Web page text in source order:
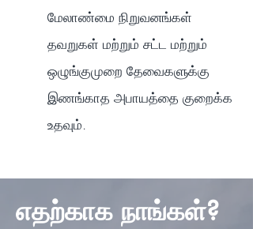
மேலாண்மை நிறுவனங்கள்
தவறுகள் மற்றும் சட்ட மற்றும்
ஒழுங்குமுறை தேவைகளுக்கு
இணங்காத அபாயத்தை குறைக்க
உதவும்.
எதற்காக நாங்கள்?